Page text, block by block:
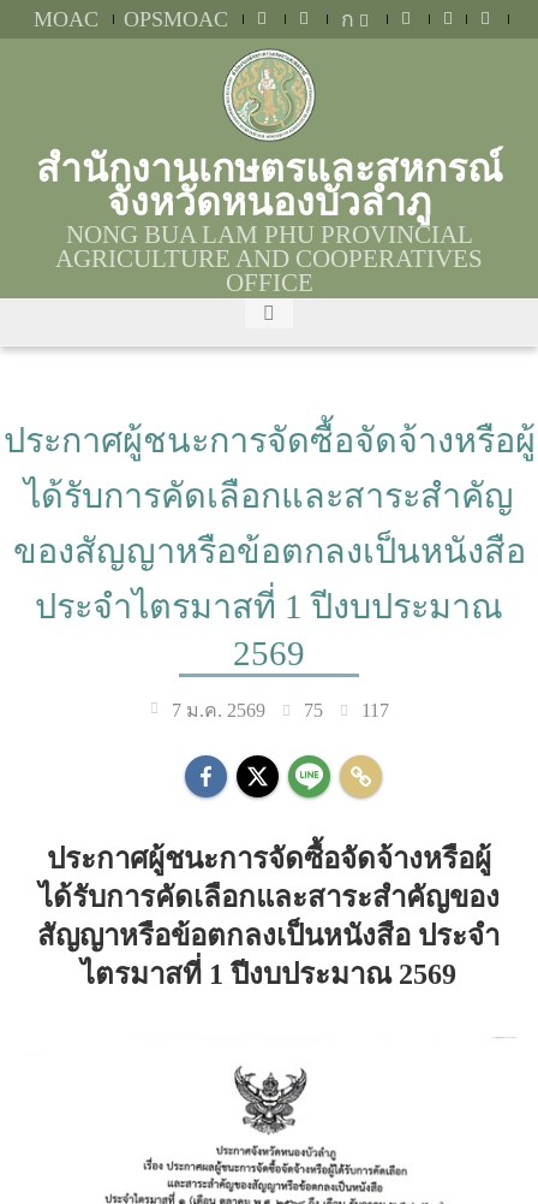
MOAC OPSMOAC ก
สำนักงานเกษตรและสหกรณ์
จังหวัดหนองบัวลำภู
NONG BUA LAM PHU PROVINCIAL
AGRICULTURE AND COOPERATIVES
OFFICE
ประกาศผู้ชนะการจัดซื้อจัดจ้างหรือผู้
ได้รับการคัดเลือกและสาระสำคัญ
ของสัญญาหรือข้อตกลงเป็นหนังสือ
ประจำไตรมาสที่ 1 ปีงบประมาณ
2569
7 ม.ค. 2569 75 117
ประกาศผู้ชนะการจัดซื้อจัดจ้างหรือผู้
ได้รับการคัดเลือกและสาระสำคัญของ
สัญญาหรือข้อตกลงเป็นหนังสือ ประจำ
ไตรมาสที่ 1 ปีงบประมาณ 2569